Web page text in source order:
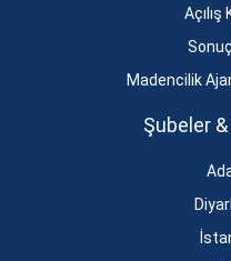
Açılış
Madencilik
Şubeler